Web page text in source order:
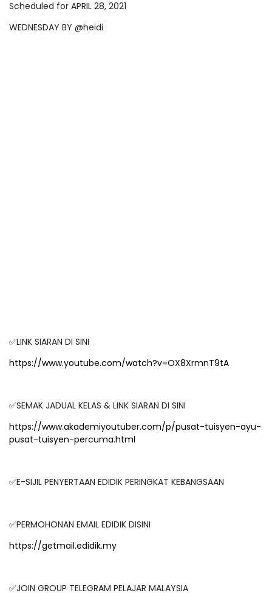
Scheduled for APRIL 28, 2021
WEDNESDAY BY @heidi
✅LINK SIARAN DI SINI
https://www.youtube.com/watch?v=OX8XrmnT9tA
✅SEMAK JADUAL KELAS & LINK SIARAN DI SINI
https://www.akademiyoutuber.com/p/pusat-tuisyen-ayu-
pusat-tuisyen-percuma.html
✅E-SIJIL PENYERTAAN EDIDIK PERINGKAT KEBANGSAAN
✅PERMOHONAN EMAIL EDIDIK DISINI
https://getmail.edidik.my
✅JOIN GROUP TELEGRAM PELAJAR MALAYSIA